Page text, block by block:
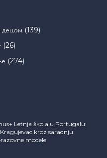
децом (139)
(26)
(274)
Letnja škola u Portugalu:
kroz saradnju
modele